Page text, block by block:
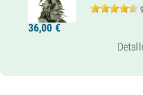
Genética
60% Indica /
Periodo De Floración
9-10 semanas de la
20%
36,00 €